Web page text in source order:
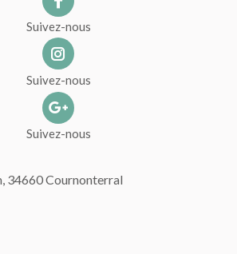
Suivez-nous
Suivez-nous
Suivez-nous
34660 Cournonterral